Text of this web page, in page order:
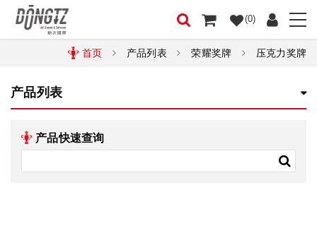
(0)
首页 产品列表 荣耀奖牌 压克力奖牌
产品列表
产品快速查询